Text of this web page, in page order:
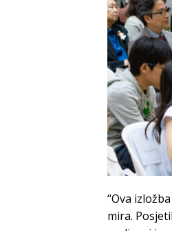
“Ova
mira.